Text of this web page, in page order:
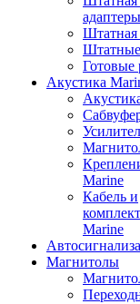
адаптеры
Штатная
Готовые
Акустика
Marine
Кабель и
Marine
Магнитолы